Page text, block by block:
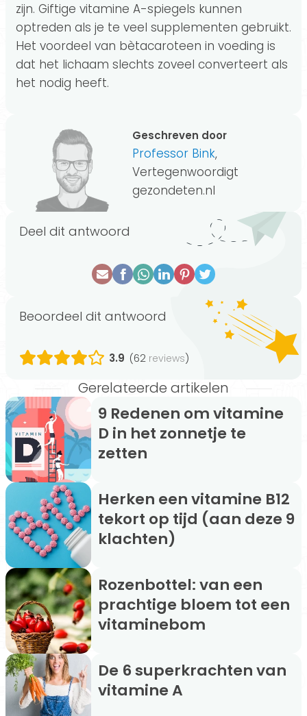
zijn. Giftige vitamine A-spiegels kunnen
optreden als je te veel supplementen gebruikt.
Het voordeel van bètacaroteen in voeding is
dat het lichaam slechts zoveel converteert als
het nodig heeft.
Geschreven door
Professor Bink,
Vertegenwoordigt
gezondeten.nl
Deel dit antwoord
Beoordeel dit antwoord
3.9 (62 reviews)
Gerelateerde artikelen
9 Redenen om vitamine
D in het zonnetje te
zetten
Herken een vitamine B12
tekort op tijd (aan deze 9
klachten)
Rozenbottel: van een
prachtige bloem tot een
vitaminebom
De 6 superkrachten van
vitamine A